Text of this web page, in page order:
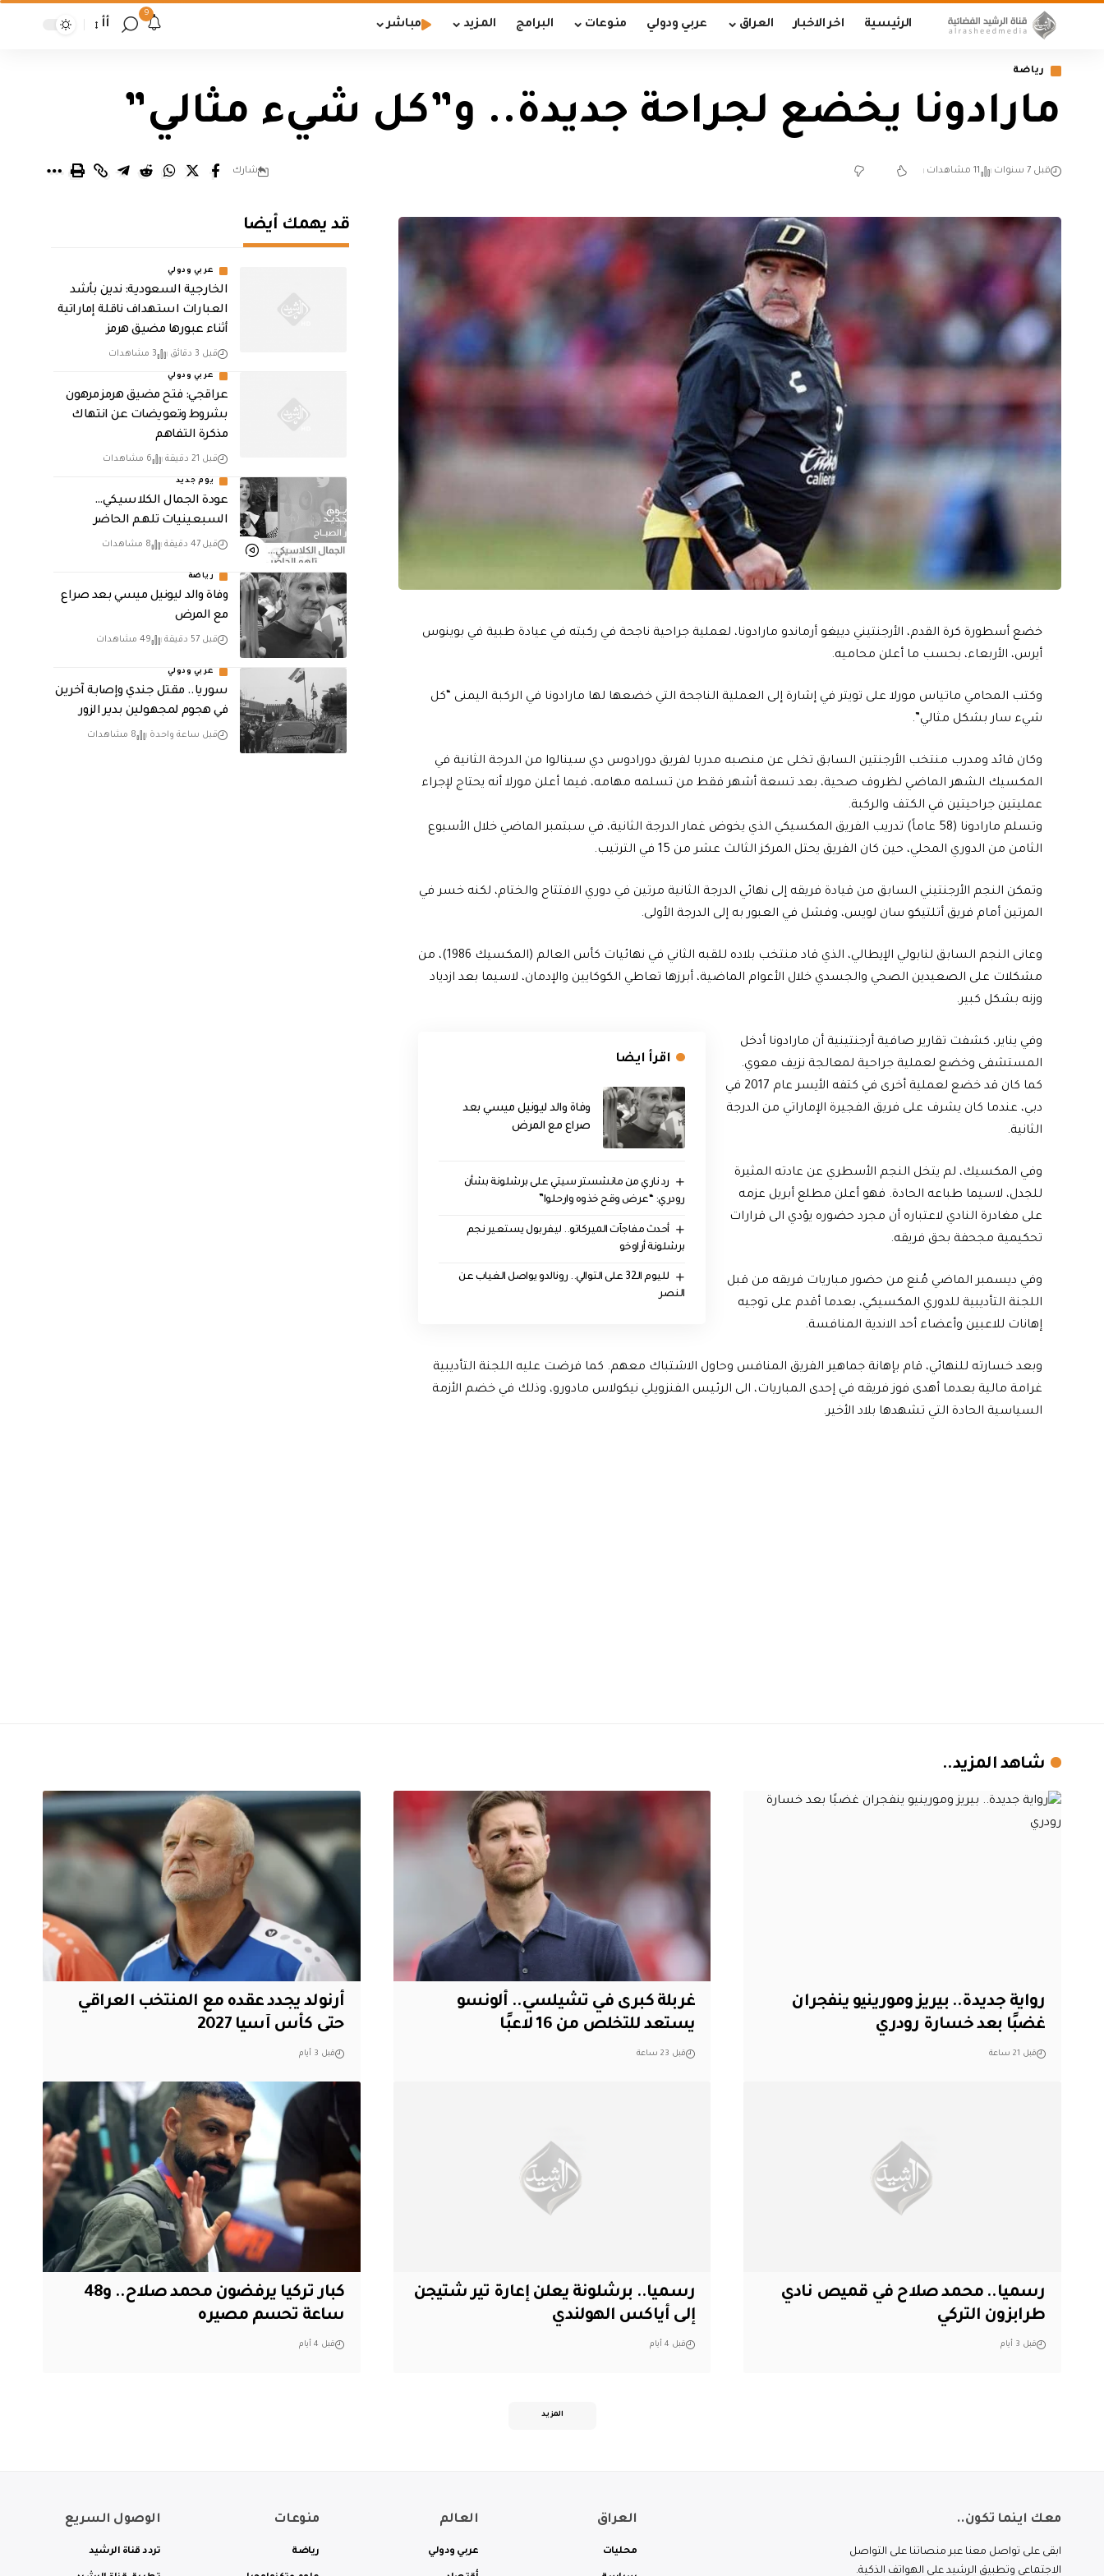
الرئيسية اخر الاخبار العراق عربي ودولي منوعات البرامج المزيد مباشر
9
أأ
رياضة
مارادونا يخضع لجراحة جديدة.. و”كل شيء مثالي”
قبل 7 سنوات 11 مشاهدات شارك
خضع أسطورة كرة القدم، الأرجنتيني دييغو أرماندو مارادونا، لعملية جراحية ناجحة في ركبته في عيادة طبية في بوينوس
أيرس، الأربعاء، بحسب ما أعلن محاميه.
وكتب المحامي ماتياس مورلا على تويتر في إشارة إلى العملية الناجحة التي خضعها لها مارادونا في الركبة اليمنى “كل
شيء سار بشكل مثالي”.
وكان قائد ومدرب منتخب الأرجنتين السابق تخلى عن منصبه مدربا لفريق دورادوس دي سينالوا من الدرجة الثانية في
المكسيك الشهر الماضي لظروف صحية، بعد تسعة أشهر فقط من تسلمه مهامه، فيما أعلن مورلا أنه يحتاج لإجراء
عمليتين جراحيتين في الكتف والركبة.
وتسلم مارادونا (58 عاماً) تدريب الفريق المكسيكي الذي يخوض غمار الدرجة الثانية، في سبتمبر الماضي خلال الأسبوع
الثامن من الدوري المحلي، حين كان الفريق يحتل المركز الثالث عشر من 15 في الترتيب.
وتمكن النجم الأرجنتيني السابق من قيادة فريقه إلى نهائي الدرجة الثانية مرتين في دوري الافتتاح والختام، لكنه خسر في
المرتين أمام فريق أتلتيكو سان لويس، وفشل في العبور به إلى الدرجة الأولى.
وعانى النجم السابق لنابولي الإيطالي، الذي قاد منتخب بلاده للقبه الثاني في نهائيات كأس العالم (المكسيك 1986)، من
مشكلات على الصعيدين الصحي والجسدي خلال الأعوام الماضية، أبرزها تعاطي الكوكايين والإدمان، لاسيما بعد ازدياد
وزنه بشكل كبير.
اقرأ ايضا
وفاة والد ليونيل ميسي بعد
صراع مع المرض
رد ناري من مانشستر سيتي على برشلونة بشأن
رودري: “عرض وقح خذوه وارحلوا”
أحدث مفاجآت الميركاتو.. ليفربول يستعير نجم
برشلونة أراوخو
لليوم الـ32 على التوالي.. رونالدو يواصل الغياب عن
النصر
وفي يناير، كشفت تقارير صافية أرجنتينية أن مارادونا أدخل
المستشفى وخضع لعملية جراحية لمعالجة نزيف معوي.
كما كان قد خضع لعملية أخرى في كتفه الأيسر عام 2017 في
دبي، عندما كان يشرف على فريق الفجيرة الإماراتي من الدرجة
الثانية.
وفي المكسيك، لم يتخل النجم الأسطري عن عادته المثيرة
للجدل، لاسيما طباعه الحادة. فهو أعلن مطلع أبريل عزمه
على مغادرة النادي لاعتباره أن مجرد حضوره يؤدي الى قرارات
تحكيمية مجحفة بحق فريقه.
وفي ديسمبر الماضي مُنع من حضور مباريات فريقه من قبل
اللجنة التأديبية للدوري المكسيكي، بعدما أقدم على توجيه
إهانات للاعبين وأعضاء أحد الاندية المنافسة.
وبعد خسارته للنهائي، قام بإهانة جماهير الفريق المنافس وحاول الاشتباك معهم. كما فرضت عليه اللجنة التأديبية
غرامة مالية بعدما أهدى فوز فريقه في إحدى المباريات، الى الرئيس الفنزويلي نيكولاس مادورو، وذلك في خضم الأزمة
السياسية الحادة التي تشهدها بلاد الأخير.
قد يهمك أيضا
عربي ودولي
‏الخارجية السعودية: ندين بأشد
العبارات استهداف ناقلة إماراتية
أثناء عبورها مضيق هرمز
قبل 3 دقائق 3 مشاهدات
عربي ودولي
عراقجي: فتح مضيق هرمز مرهون
بشروط وتعويضات عن انتهاك
مذكرة التفاهم
قبل 21 دقيقة 6 مشاهدات
يوم جديد
عودة الجمال الكلاسيكي…
السبعينيات تلهم الحاضر
قبل 47 دقيقة 8 مشاهدات
رياضة
وفاة والد ليونيل ميسي بعد صراع
مع المرض
قبل 57 دقيقة 49 مشاهدات
عربي ودولي
سوريا.. مقتل جندي وإصابة آخرين
في هجوم لمجهولين بدير الزور
قبل ساعة واحدة 8 مشاهدات
شاهد المزيد..
رواية جديدة.. بيريز ومورينيو ينفجران
غضبًا بعد خسارة رودري
قبل 21 ساعة
غربلة كبرى في تشيلسي.. ألونسو
يستعد للتخلص من 16 لاعبًا
قبل 23 ساعة
أرنولد يجدد عقده مع المنتخب العراقي
حتى كأس آسيا 2027
قبل 3 أيام
رسميا.. محمد صلاح في قميص نادي
طرابزون التركي
قبل 3 أيام
رسميا.. برشلونة يعلن إعارة تير شتيجن
إلى أياكس الهولندي
قبل 4 أيام
كبار تركيا يرفضون محمد صلاح.. و48
ساعة تحسم مصيره
قبل 4 أيام
المزيد
معك اينما تكون..
ابقى على تواصل معنا عبر منصاتنا على التواصل
الاجتماعي وتطبيق الرشيد على الهواتف الذكية.
العراق
محليات
العالم
عربي ودولي
منوعات
رياضة
الوصول السريع
تردد قناة الرشيد